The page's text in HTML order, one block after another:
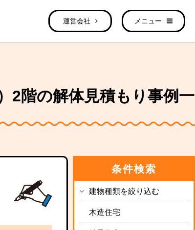
運営会社 メニュー
2階の解体見積もり事例一
条件検索
建物種類を絞り込む
木造住宅